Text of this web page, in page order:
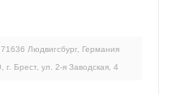
Людвигсбург, Германия
Брест, ул. 2-я Заводская, 4